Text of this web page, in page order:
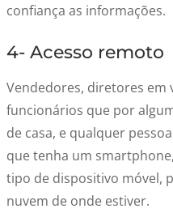
confiança as informações.
4- Acesso remoto
Vendedores, diretores em
funcionários que por
de casa, e qualquer
que tenha um
tipo de dispositivo móvel,
nuvem de onde estiver.